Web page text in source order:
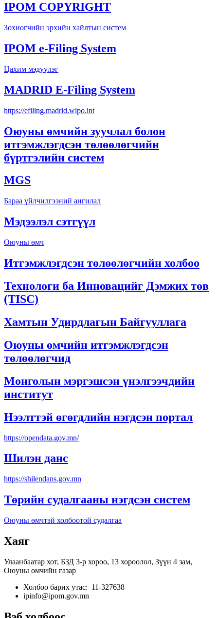
IPOM COPYRIGHT
Зохиогчийн эрхийн хайлтын систем
IPOM e-Filing System
Цахим мэдүүлэг
MADRID E-Filing System
https://efiling.madrid.wipo.int
Оюуны өмчийн зуучлал болон
итгэмжлэгдсэн төлөөлөгчийн
бүртгэлийн систем
MGS
Бараа үйлчилгээний ангилал
Мэдээлэл сэтгүүл
Оюуны өмч
Итгэмжлэгдсэн төлөөлөгчийн холбоо
Технологи ба Инновацийг Дэмжих төв
(TISC)
Хамтын Удирдлагын Байгууллага
Оюуны өмчийн итгэмжлэгдсэн
төлөөлөгчид
Монголын мэргэшсэн үнэлгээчдийн
институт
Нээлттэй өгөгдлийн нэгдсэн портал
https://opendata.gov.mn/
Шилэн данс
https://shilendans.gov.mn
Төрийн судалгааны нэгдсэн систем
Оюуны өмчтэй холбоотой судалгаа
Хаяг
Улаанбаатар хот, БЗД 3-р хороо, 13 хороолол, Зүүн 4 зам,
Оюуны өмчийн газар
Холбоо барих утас: 11-327638
ipinfo@ipom.gov.mn